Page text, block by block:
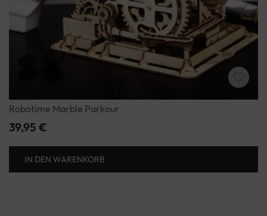
Robotime Marble Parkour
39,95 €
IN DEN WARENKORB